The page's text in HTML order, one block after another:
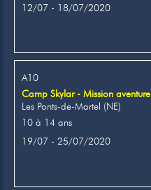
12/07 - 18/07/2020
A10
Camp Skylar - Mission aventure
Les Ponts-de-Martel (NE)
10 à 14 ans
19/07 - 25/07/2020